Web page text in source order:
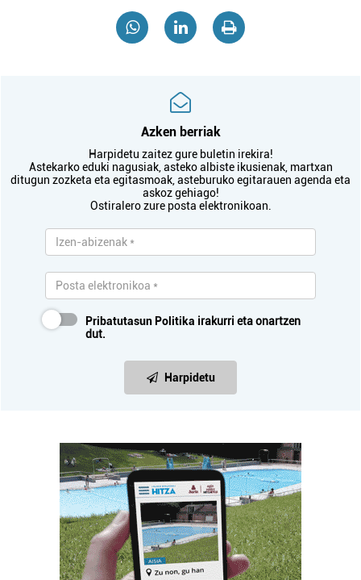
Azken berriak
Harpidetu zaitez gure buletin irekira!
Astekarko eduki nagusiak, asteko albiste ikusienak, martxan
ditugun zozketa eta egitasmoak, asteburuko egitarauen agenda eta
askoz gehiago!
Ostiralero zure posta elektronikoan.
Pribatutasun Politika irakurri eta onartzen
dut.
Harpidetu